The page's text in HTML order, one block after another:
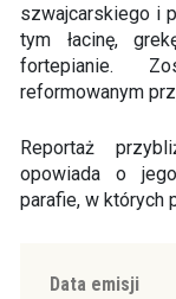
szwajcarskiego i
tym łacinę,
fortepianie.
reformowanym
Reportaż
opowiada o
parafie, w których
Data emisji